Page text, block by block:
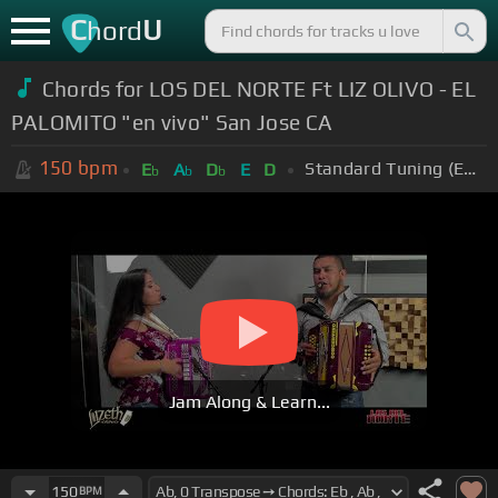
ChordU
Chords for LOS DEL NORTE Ft LIZ OLIVO - EL
PALOMITO "en vivo" San Jose CA
150 bpm Eb Ab Db E D Standard Tuning (EADGBE)
Jam Along & Learn...
150BPM